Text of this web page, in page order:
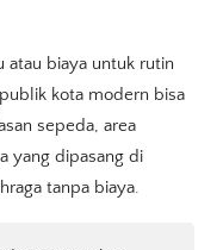
atau biaya untuk rutin
kota modern bisa
sepeda, area
yang dipasang di
tanpa biaya.